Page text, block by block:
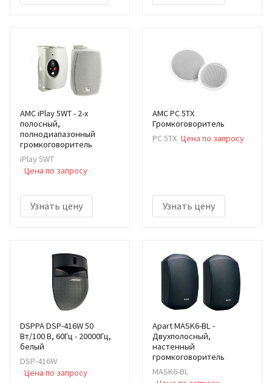
AMC iPlay 5WT - 2-х
полосный,
полнодиапазонный
громкоговоритель
iPlay 5WT
Цена по запросу
Узнать цену
AMC PC 5TX
Громкоговоритель
PC 5TX Цена по запросу
Узнать цену
DSPPA DSP-416W 50
Вт/100 В, 60Гц - 20000Гц,
белый
DSP-416W
Цена по запросу
Apart MASK6-BL -
Двухполосный,
настенный
громкоговоритель
MASK6-BL